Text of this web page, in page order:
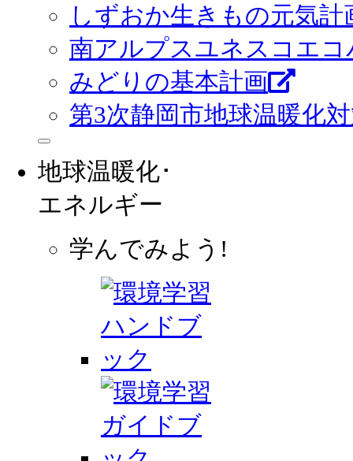
しずおか生きもの元気
南アルプスユネスコエ
みどりの基本計画
第3次静岡市地球温暖化
地球温暖化･
エネルギー
学んでみよう!